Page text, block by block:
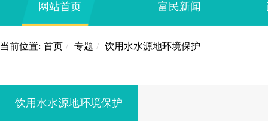
网站首页 富民新闻
当前位置: 首页 / 专题 / 饮用水水源地环境保护
饮用水水源地环境保护